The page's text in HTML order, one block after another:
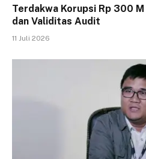
Terdakwa Korupsi Rp 300
dan Validitas Audit
11 Juli 2026